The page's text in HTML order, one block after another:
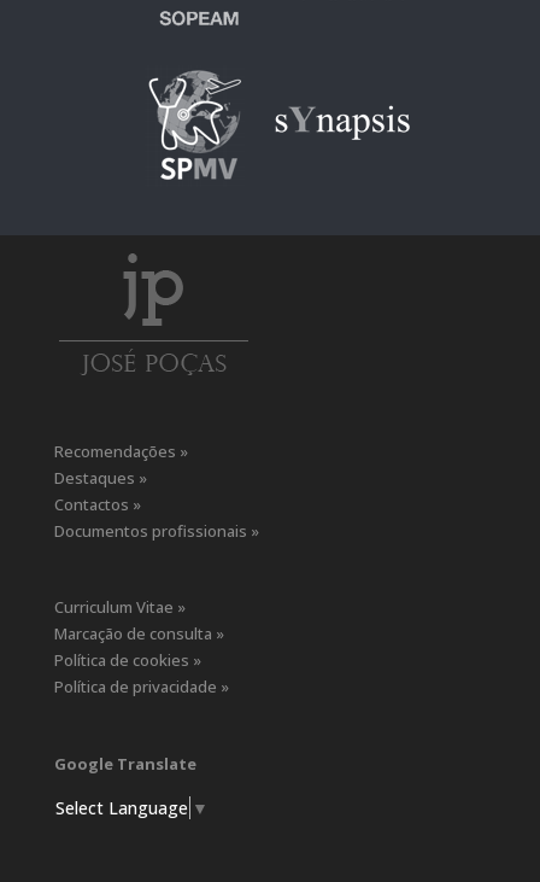
Recomendações »
Destaques »
Contactos »
Documentos profissionais »
Curriculum Vitae »
Marcação de consulta »
Política de cookies »
Política de privacidade »
Google Translate
Select Language ▼